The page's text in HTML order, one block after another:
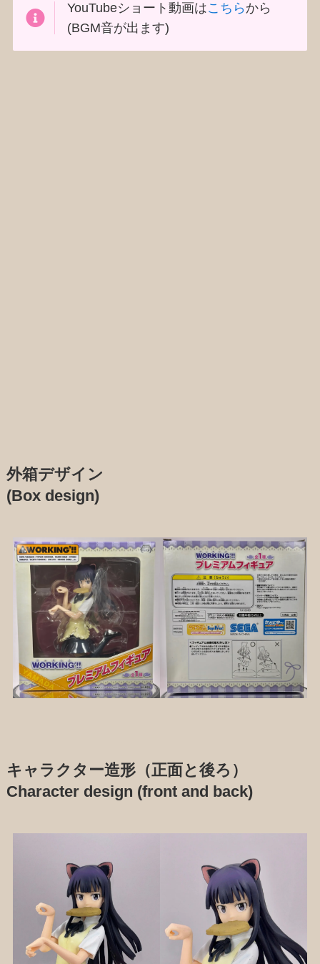
YouTubeショート動画はこちら から
(BGM音が出ます)
外箱デザイン
(Box design)
キャラクター造形（正面と後ろ）
Character design (front and back)